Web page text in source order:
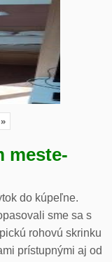
»
meste-
do kúpeľne.
sme sa s
rohovú skrinku
prístupnými aj od